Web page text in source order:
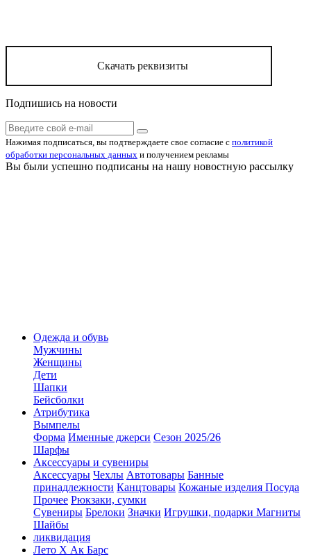
Скачать реквизиты
Подпишись на новости
Нажимая подписаться, вы подтверждаете свое согласие с политикой
обработки персональных данных и получением рекламы
Вы были успешно подписаны на нашу новостную рассылку
Одежда и обувь
Мужчины
Женщины
Дети
Шапки
Бейсболки
Атрибутика
Вымпелы
Форма Именные джерси Сезон 2025/26
Шарфы
Аксессуары и сувениры
Аксессуары Чехлы Автотовары Банные
принадлежности Канцтовары Кожаные изделия Посуда
Прочее Рюкзаки, сумки
Сувениры Брелоки Значки Игрушки, подарки Магниты
Шайбы
ликвидация
Лето Х Ак Барс